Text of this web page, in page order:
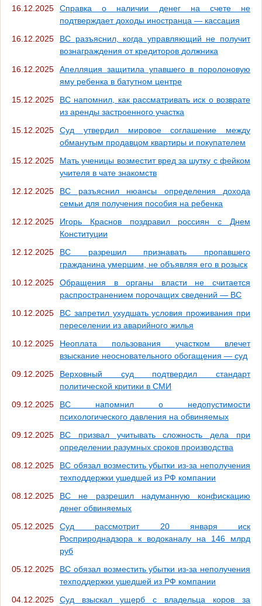
16.12.2025
Справка о наличии денег на счете не
подтверждает доходы иностранца — кассация
16.12.2025
ВС разъяснил, когда управляющий не получит
вознаграждения от кредиторов должника
16.12.2025
Апелляция защитила упавшего в поролоновую
яму ребенка в батутном центре
15.12.2025
ВС напомнил, как рассматривать иск о возврате
из аренды застроенного участка
15.12.2025
Суд утвердил мировое соглашение между
обманутым продавцом квартиры и покупателем
15.12.2025
Мать ученицы возместит вред за шутку с фейком
учителя в чате знакомств
12.12.2025
ВС разъяснил нюансы определения дохода
семьи для получения пособия на ребенка
12.12.2025
Игорь Краснов поздравил россиян с Днем
Конституции
12.12.2025
ВС разрешил признавать пропавшего
гражданина умершим, не объявляя его в розыск
10.12.2025
Обращения в органы власти не считается
распространением порочащих сведений — ВС
10.12.2025
ВС запретил ухудшать условия проживания при
переселении из аварийного жилья
10.12.2025
Неоплата пользования участком влечет
взыскание неосновательного обогащения — суд
09.12.2025
Верховный суд подтвердил стандарт
политической критики в СМИ
09.12.2025
ВС напомнил о недопустимости
психологического давления на обвиняемых
09.12.2025
ВС призвал учитывать сложность дела при
определении разумных сроков производства
08.12.2025
ВС обязал возместить убытки из-за неполучения
техподдержки ушедшей из РФ компании
08.12.2025
ВС не разрешил надуманную конфискацию
денег обвиняемых
05.12.2025
Суд рассмотрит 20 января иск
Росприроднадзора к водоканалу на 146 млрд
руб
05.12.2025
ВС обязал возместить убытки из-за неполучения
техподдержки ушедшей из РФ компании
04.12.2025
Суд взыскал ущерб с владельца коров за